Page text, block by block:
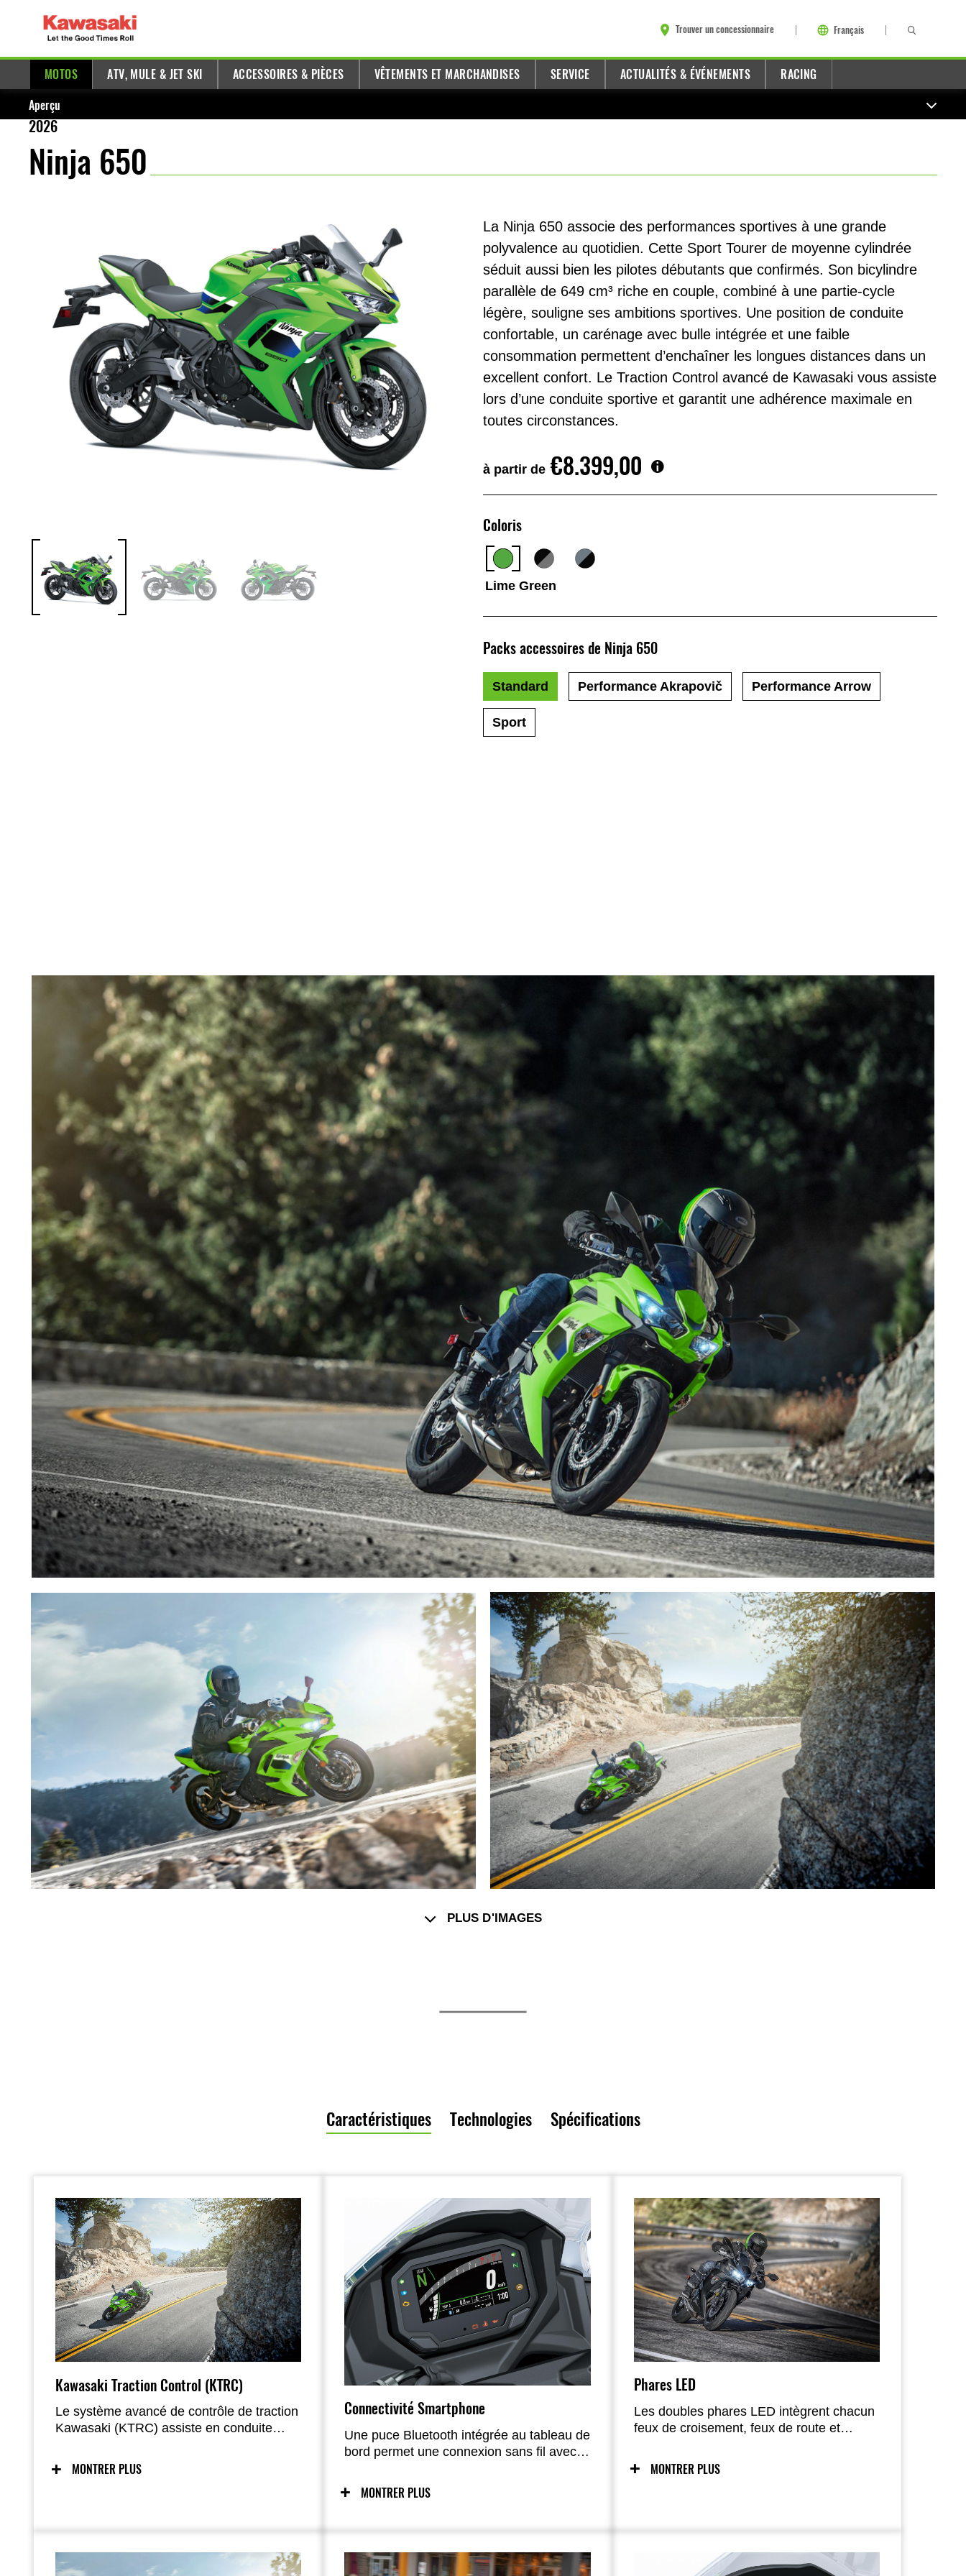
Trouver un concessionnaire Français
MOTOS ATV, MULE & JET SKI ACCESSOIRES & PIÈCES VÊTEMENTS ET MARCHANDISES SERVICE ACTUALITÉS & ÉVÉNEMENTS RACING
Aperçu
2026
Ninja 650
La Ninja 650 associe des performances sportives à une grande
polyvalence au quotidien. Cette Sport Tourer de moyenne cylindrée
séduit aussi bien les pilotes débutants que confirmés. Son bicylindre
parallèle de 649 cm³ riche en couple, combiné à une partie-cycle
légère, souligne ses ambitions sportives. Une position de conduite
confortable, un carénage avec bulle intégrée et une faible
consommation permettent d’enchaîner les longues distances dans un
excellent confort. Le Traction Control avancé de Kawasaki vous assiste
lors d’une conduite sportive et garantit une adhérence maximale en
toutes circonstances.
à partir de €8.399,00
Coloris
Lime Green
Packs accessoires de Ninja 650
Standard Performance Akrapovič Performance Arrow
Sport
PLUS D'IMAGES
Caractéristiques Technologies Spécifications
Kawasaki Traction Control (KTRC)
Le système avancé de contrôle de traction
Kawasaki (KTRC) assiste en conduite
maximale en toutes circonstances en
mode 2, avec possibilité de désactivation
MONTRER PLUS
Connectivité Smartphone
Une puce Bluetooth intégrée au tableau de
bord permet une connexion sans fil avec la
de nombreuses fonctions sont accessibles
pour une expérience enrichie.
MONTRER PLUS
Phares LED
Les doubles phares LED intègrent chacun
feux de croisement, feux de route et
MONTRER PLUS